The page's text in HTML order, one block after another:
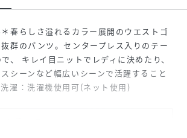
春らしさ溢れるカラー展開のウエストゴ
群のパンツ。センタープレス入りのテー
、 キレイ目ニットでレディに決めたり、
シーンなど幅広いシーンで活躍すること
濯：洗濯機使用可(ネット使用)